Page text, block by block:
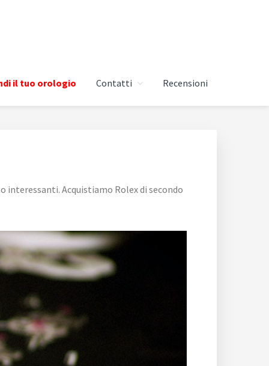
il tuo orologio Contatti Recensioni
interessanti. Acquistiamo Rolex di secondo